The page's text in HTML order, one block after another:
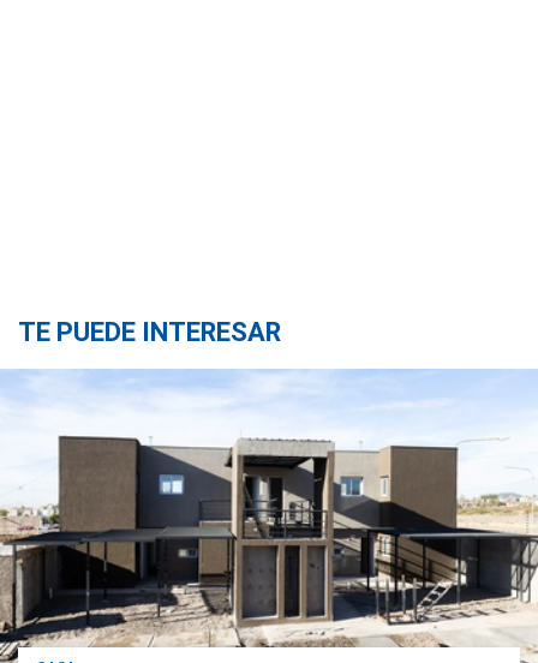
TE PUEDE INTERESAR